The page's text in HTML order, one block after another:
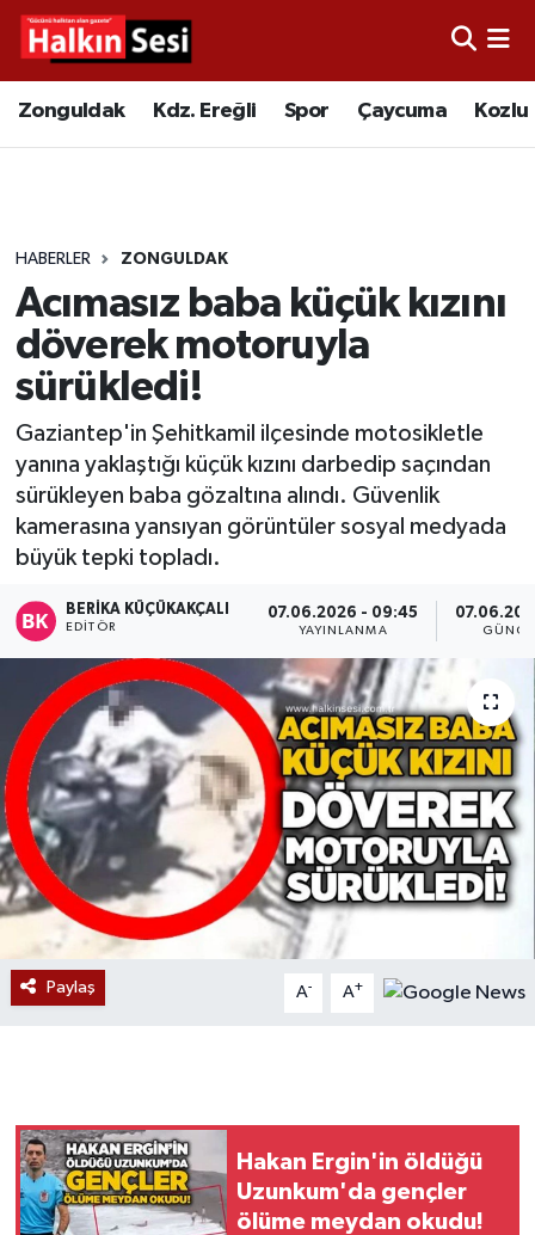
Zonguldak Kdz. Ereğli Spor Çaycuma Kozlu
HABERLER ZONGULDAK
Acımasız baba küçük kızını
döverek motoruyla
sürükledi!
Gaziantep'in Şehitkamil ilçesinde motosikletle
yanına yaklaştığı küçük kızını darbedip saçından
sürükleyen baba gözaltına alındı. Güvenlik
kamerasına yansıyan görüntüler sosyal medyada
büyük tepki topladı.
BERIKA KÜÇÜKAKÇALI
EDITÖR
07.06.2026 - 09:45
YAYINLANMA
Paylaş A- A+
Hakan Ergin'in öldüğü
Uzunkum'da gençler
ölüme meydan okudu!
Video
Çaycuma
Alaplı
Asayiş
Bartın
ÇEVRE
BİLİM VE TEKNOLOJİ
DUNYA
Düzce
Eğitim
Ekonomi
Gökçebey
GÜNDEM
Merkez Hava Durumu
Tüm Manşetler
Son Dakika Haberleri
Haber Arşivi